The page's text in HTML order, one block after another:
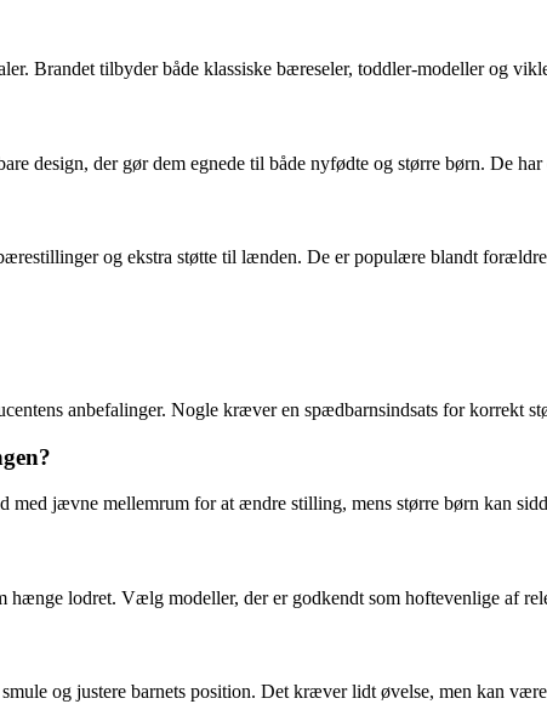
Brandet tilbyder både klassiske bæreseler, toddler-modeller og
design, der gør dem egnede til både nyfødte og større børn. De
og ekstra støtte til lænden. De er populære blandt
anbefalinger. Nogle kræver en spædbarnsindsats for korrekt
jævne mellemrum for at ændre stilling, mens større børn kan
hænge lodret. Vælg modeller, der er godkendt som hoftevenlige af
og justere barnets position. Det kræver lidt øvelse, men kan